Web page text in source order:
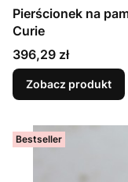
Pierścionek na
Curie
Cena
396,29 zł
Zobacz produkt
Bestseller